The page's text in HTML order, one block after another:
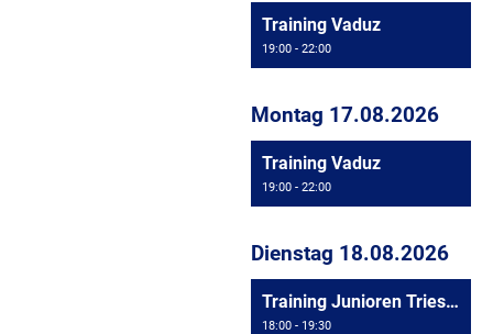
Training Vaduz
19:00 - 22:00
Montag 17.08.2026
Training Vaduz
19:00 - 22:00
Dienstag 18.08.2026
Training Junioren Triesen
18:00 - 19:30